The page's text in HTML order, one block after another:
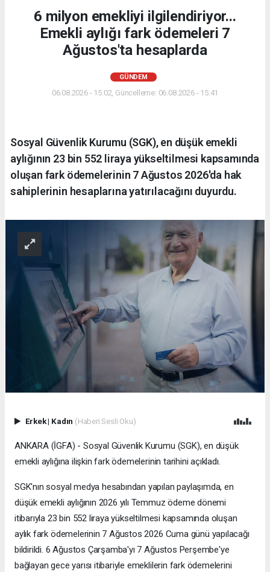
6 milyon emekliyi ilgilendiriyor...
Emekli aylığı fark ödemeleri 7
Ağustos'ta hesaplarda
GÜNDEM
06.08.2026 - 15:02, Güncelleme: 06.08.2026 - 15:41
Sosyal Güvenlik Kurumu (SGK), en düşük emekli
aylığının 23 bin 552 liraya yükseltilmesi kapsamında
oluşan fark ödemelerinin 7 Ağustos 2026'da hak
sahiplerinin hesaplarına yatırılacağını duyurdu.
Erkek| Kadın (Haberi Sesli Oku)
ANKARA (İGFA) - Sosyal Güvenlik Kurumu (SGK), en düşük
emekli aylığına ilişkin fark ödemelerinin tarihini açıkladı.
SGK'nın sosyal medya hesabından yapılan paylaşımda, en
düşük emekli aylığının 2026 yılı Temmuz ödeme dönemi
itibarıyla 23 bin 552 liraya yükseltilmesi kapsamında oluşan
aylık fark ödemelerinin 7 Ağustos 2026 Cuma günü yapılacağı
bildirildi. 6 Ağustos Çarşamba'yı 7 Ağustos Perşembe'ye
bağlayan gece yarısı itibariyle emeklilerin fark ödemelerini